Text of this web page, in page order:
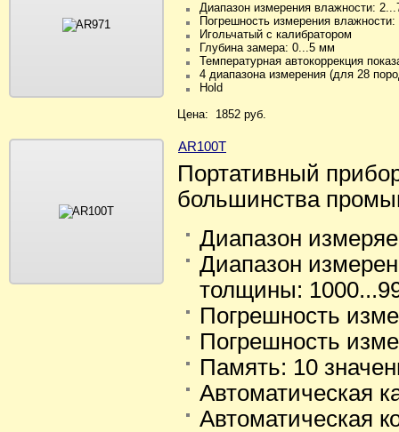
Диапазон измерения влажности:
Погрешность измерения влажности:
Игольчатый с калибратором
Глубина замера: 0...5 мм
Температурная автокоррекция
4 диапазона измерения (для 28
Hold
Цена: 1852 руб.
AR100T
Портативный
большинства
Диапазон
Диапазон
толщины:
Погрешность
Погрешность
Память: 10
Автоматическая
Автоматическая